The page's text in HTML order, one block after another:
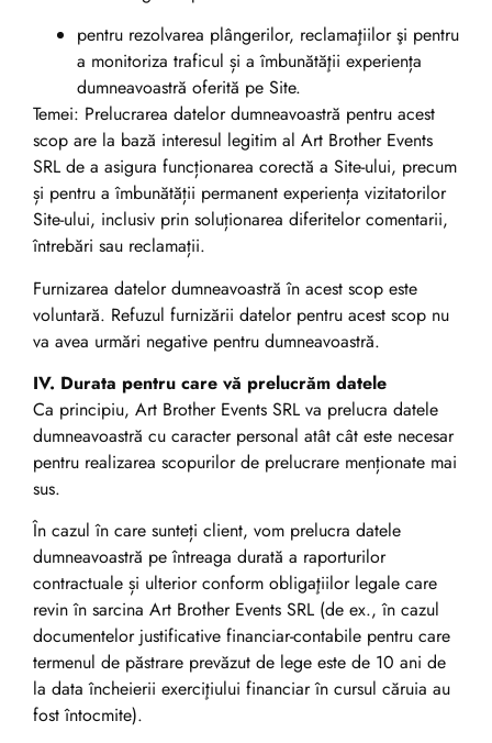
pentru rezolvarea plângerilor, reclamaţiilor şi pentru
a monitoriza traficul și a îmbunătăţii experiența
dumneavoastră oferită pe Site.
Temei: Prelucrarea datelor dumneavoastră pentru acest
scop are la bază interesul legitim al Art Brother Events
SRL de a asigura funcționarea corectă a Site-ului, precum
și pentru a îmbunătății permanent experiența vizitatorilor
Site-ului, inclusiv prin soluționarea diferitelor comentarii,
întrebări sau reclamații.
Furnizarea datelor dumneavoastră în acest scop este
voluntară. Refuzul furnizării datelor pentru acest scop nu
va avea urmări negative pentru dumneavoastră.
IV. Durata pentru care vă prelucrăm datele
Ca principiu, Art Brother Events SRL va prelucra datele
dumneavoastră cu caracter personal atât cât este necesar
pentru realizarea scopurilor de prelucrare menționate mai
sus.
În cazul în care sunteți client, vom prelucra datele
dumneavoastră pe întreaga durată a raporturilor
contractuale și ulterior conform obligaţiilor legale care
revin în sarcina Art Brother Events SRL (de ex., în cazul
documentelor justificative financiar-contabile pentru care
termenul de păstrare prevăzut de lege este de 10 ani de
la data încheierii exerciţiului financiar în cursul căruia au
fost întocmite).